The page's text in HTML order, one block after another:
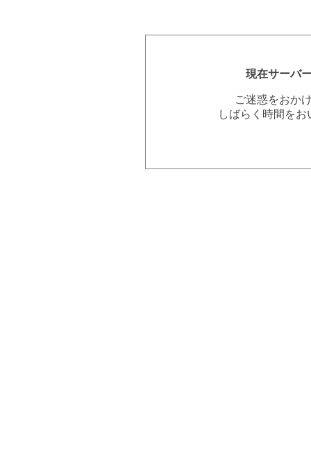
現在サーバ
ご迷惑をおか
しばらく時間を